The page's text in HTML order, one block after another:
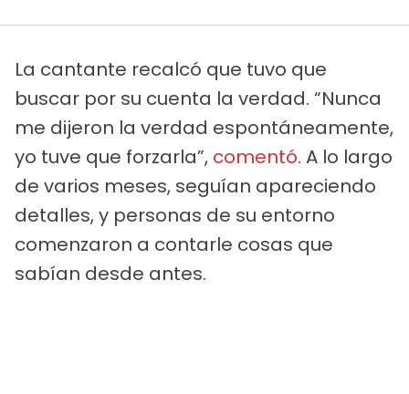
La cantante recalcó que tuvo que
buscar por su cuenta la verdad. “Nunca
me dijeron la verdad espontáneamente,
yo tuve que forzarla”, comentó. A lo largo
de varios meses, seguían apareciendo
detalles, y personas de su entorno
comenzaron a contarle cosas que
sabían desde antes.